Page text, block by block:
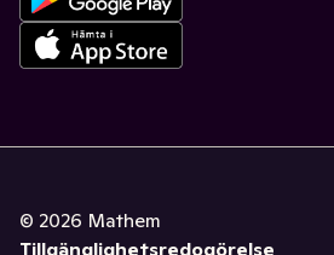
© 2026 Mathem
Tillgänglighetsredogörelse